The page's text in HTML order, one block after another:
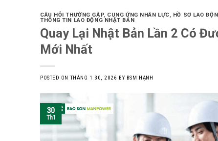
CÂU HỎI THƯỜNG GẶP, CUNG ỨNG NHÂN LỰC, HỒ SƠ LAO
THÔNG TIN LAO ĐỘNG NHẬT BẢN
Quay Lại Nhật Bản Lần 2 Có
Mới Nhất
POSTED ON THÁNG 1 30, 2026 BY BSM HẠNH
30
Th1